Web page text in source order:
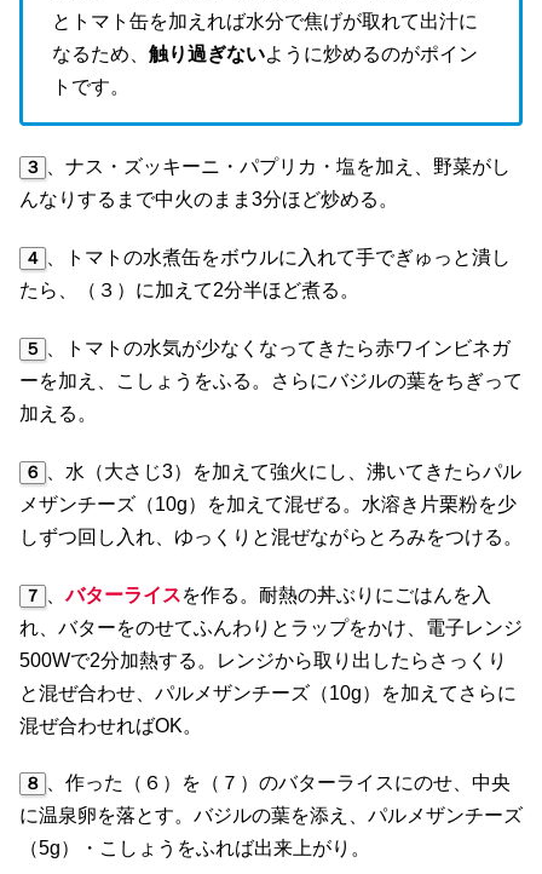
とトマト缶を加えれば水分で焦げが取れて出汁に
なるため、 触り過ぎないように炒めるのがポイン
トです。
３ 、ナス・ズッキーニ・パプリカ・塩を加え、野菜がし
んなりするまで中火のまま3分ほど炒める。
４ 、トマトの水煮缶をボウルに入れて手でぎゅっと潰し
たら、（３）に加えて2分半ほど煮る。
５ 、トマトの水気が少なくなってきたら赤ワインビネガ
ーを加え、こしょうをふる。さらにバジルの葉をちぎって
加える。
６ 、水（大さじ3）を加えて強火にし、沸いてきたらパル
メザンチーズ（10g）を加えて混ぜる。水溶き片栗粉を少
しずつ回し入れ、ゆっくりと混ぜながらとろみをつける。
７ 、バターライスを作る。耐熱の丼ぶりにごはんを入
れ、バターをのせてふんわりとラップをかけ、電子レンジ
500Wで2分加熱する。レンジから取り出したらさっくり
と混ぜ合わせ、パルメザンチーズ（10g）を加えてさらに
混ぜ合わせればOK。
８ 、作った（６）を（７）のバターライスにのせ、中央
に温泉卵を落とす。バジルの葉を添え、パルメザンチーズ
（5g）・こしょうをふれば出来上がり。